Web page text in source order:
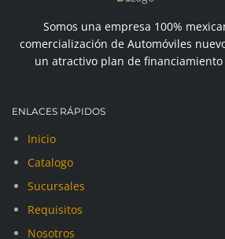
Somos una empresa 100%
comercialización de Automóviles
un atractivo plan de
ENLACES RÁPIDOS
Inicio
Catalogo
Sucursales
Requisitos
Nosotros